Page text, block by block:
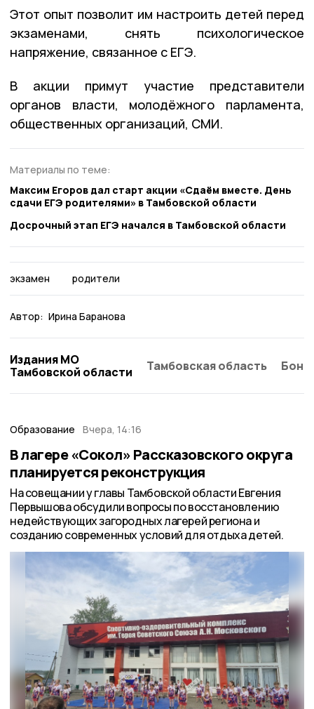
Этот опыт позволит им настроить детей перед
экзаменами, снять психологическое
напряжение, связанное с ЕГЭ.
В акции примут участие представители
органов власти, молодёжного парламента,
общественных организаций, СМИ.
Материалы по теме:
Максим Егоров дал старт акции «Сдаём вместе. День
сдачи ЕГЭ родителями» в Тамбовской области
Досрочный этап ЕГЭ начался в Тамбовской области
экзамен родители
Автор: Ирина Баранова
Издания МО
Тамбовской области
Тамбовская область
Образование Вчера, 14:16
В лагере «Сокол» Рассказовского округа
планируется реконструкция
На совещании у главы Тамбовской области Евгения
Первышова обсудили вопросы по восстановлению
недействующих загородных лагерей региона и
созданию современных условий для отдыха детей.